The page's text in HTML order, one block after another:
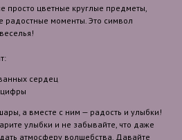
просто цветные круглые предметы,
моменты. Это символ
сердец
а вместе с ним — радость и улыбки!
улыбки и не забывайте, что даже
атмосферу волшебства. Давайте